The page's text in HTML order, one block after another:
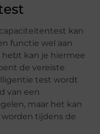
kan
functie wel aan
hebt kan je hiermee
de vereiste
test wordt
van een
maar het kan
tijdens de